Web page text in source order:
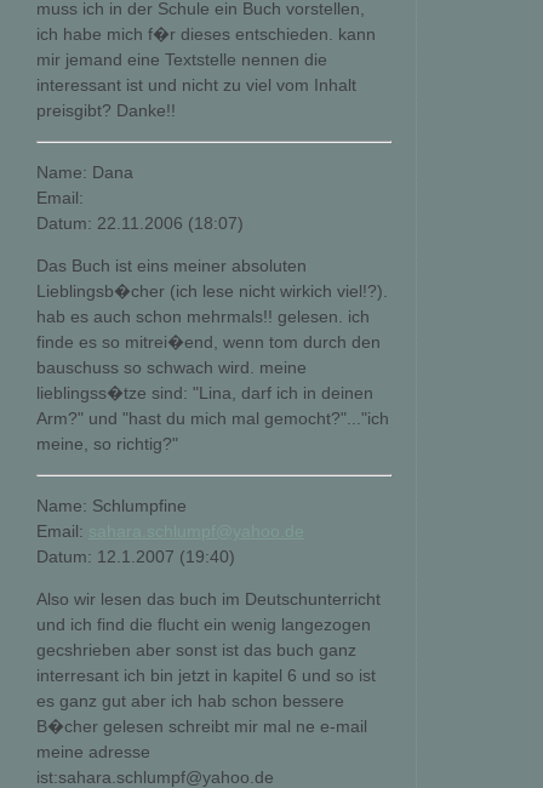
muss ich in der Schule ein Buch vorstellen,
ich habe mich f�r dieses entschieden. kann
mir jemand eine Textstelle nennen die
interessant ist und nicht zu viel vom Inhalt
preisgibt? Danke!!
Name: Dana
Email:
Datum: 22.11.2006 (18:07)
Das Buch ist eins meiner absoluten
Lieblingsb�cher (ich lese nicht wirkich viel!?).
hab es auch schon mehrmals!! gelesen. ich
finde es so mitrei�end, wenn tom durch den
bauschuss so schwach wird. meine
lieblingss�tze sind: "Lina, darf ich in deinen
Arm?" und "hast du mich mal gemocht?"..."ich
meine, so richtig?"
Name: Schlumpfine
Email:
Datum: 12.1.2007 (19:40)
Also wir lesen das buch im Deutschunterricht
und ich find die flucht ein wenig langezogen
gecshrieben aber sonst ist das buch ganz
interresant ich bin jetzt in kapitel 6 und so ist
es ganz gut aber ich hab schon bessere
B�cher gelesen schreibt mir mal ne e-mail
meine adresse
ist:sahara.schlumpf@yahoo.de